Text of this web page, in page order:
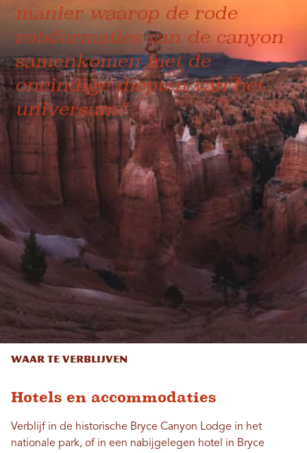
manier waarop de rode
rotsformaties van de canyon
samenkomen met de
oneindige diepten van het
universum."
Waar te verblijven
Hotels en accommodaties
Verblijf in de historische Bryce Canyon Lodge in het
nationale park, of in een nabijgelegen hotel in Bryce